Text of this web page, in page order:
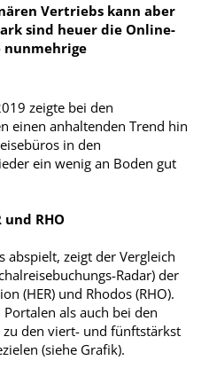
Vertriebs kann aber
sind heuer die Online-
nunmehrige
zeigte bei den
einen anhaltenden Trend hin
in den
ein wenig an Boden gut
RHO
abspielt, zeigt der Vergleich
Radar) der
(HER) und Rhodos (RHO).
als auch bei den
den viert- und fünftstärkst
(siehe Grafik).